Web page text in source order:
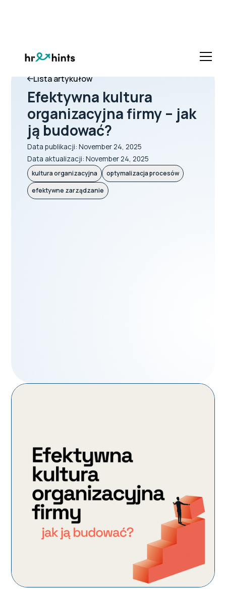
Lista artykułów
Efektywna kultura
organizacyjna firmy – jak
ją budować?
Data publikacji: November 24, 2025
Data aktualizacji: November 24, 2025
kultura organizacyjna
optymalizacja procesów
efektywne zarządzanie